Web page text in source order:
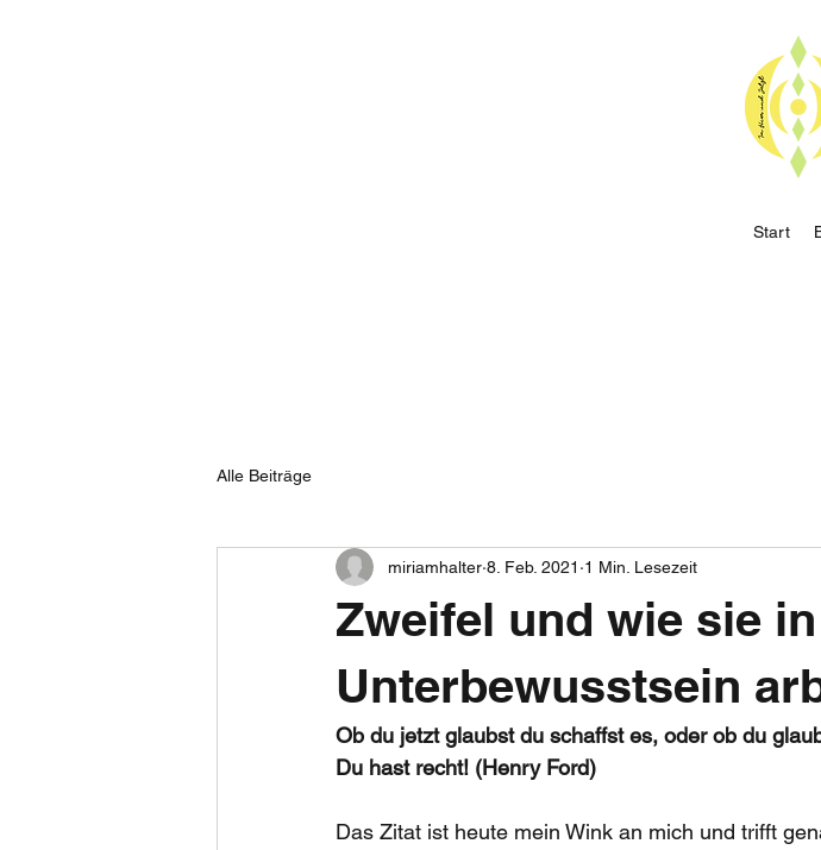
Start
Alle Beiträge
Zweifel und wie sie
Unterbewusstsein
miriamhalter 8. Feb. 2021 1 Min. Lesezeit
Ob du jetzt glaubst du schaffst es, oder ob du
Du hast recht! (Henry Ford)
Das Zitat ist heute mein Wink an mich und trifft